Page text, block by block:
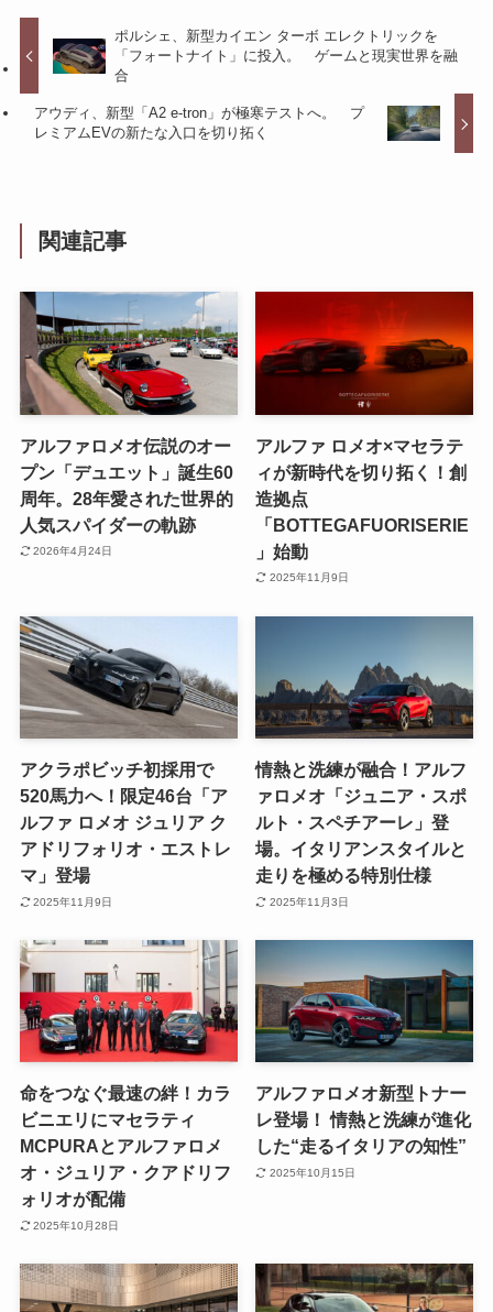
ポルシェ、新型カイエン ターボ エレクトリックを
「フォートナイト」に投入。 ゲームと現実世界を融
合
アウディ、新型「A2 e-tron」が極寒テストへ。 プ
レミアムEVの新たな入口を切り拓く
関連記事
アルファロメオ伝説のオー
プン「デュエット」誕生60
周年。28年愛された世界的
人気スパイダーの軌跡
2026年4月24日
アルファ ロメオ×マセラテ
ィが新時代を切り拓く！創
造拠点
「BOTTEGAFUORISERIE
」始動
2025年11月9日
アクラポビッチ初採用で
520馬力へ！限定46台「ア
ルファ ロメオ ジュリア ク
アドリフォリオ・エストレ
マ」登場
2025年11月9日
情熱と洗練が融合！アルフ
ァロメオ「ジュニア・スポ
ルト・スペチアーレ」登
場。イタリアンスタイルと
走りを極める特別仕様
2025年11月3日
命をつなぐ最速の絆！カラ
ビニエリにマセラティ
MCPURAとアルファロメ
オ・ジュリア・クアドリフ
ォリオが配備
2025年10月28日
アルファロメオ新型トナー
レ登場！ 情熱と洗練が進化
した“走るイタリアの知性”
2025年10月15日